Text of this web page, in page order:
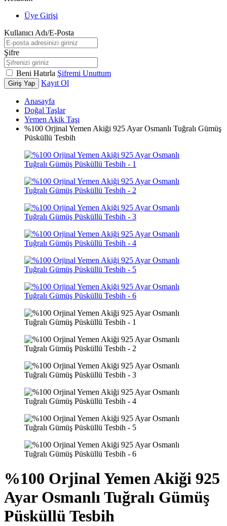
Üye Girişi
Kullanıcı Adı/E-Posta
Şifre
Beni Hatırla Şifremi Unuttum
Giriş Yap Kayıt Ol
Anasayfa
Doğal Taşlar
Yemen Akik Taşı
%100 Orjinal Yemen Akiği 925 Ayar Osmanlı Tuğralı Gümüş
Püsküllü Tesbih
%100 Orjinal Yemen Akiği 925
Ayar Osmanlı Tuğralı Gümüş
Püsküllü Tesbih